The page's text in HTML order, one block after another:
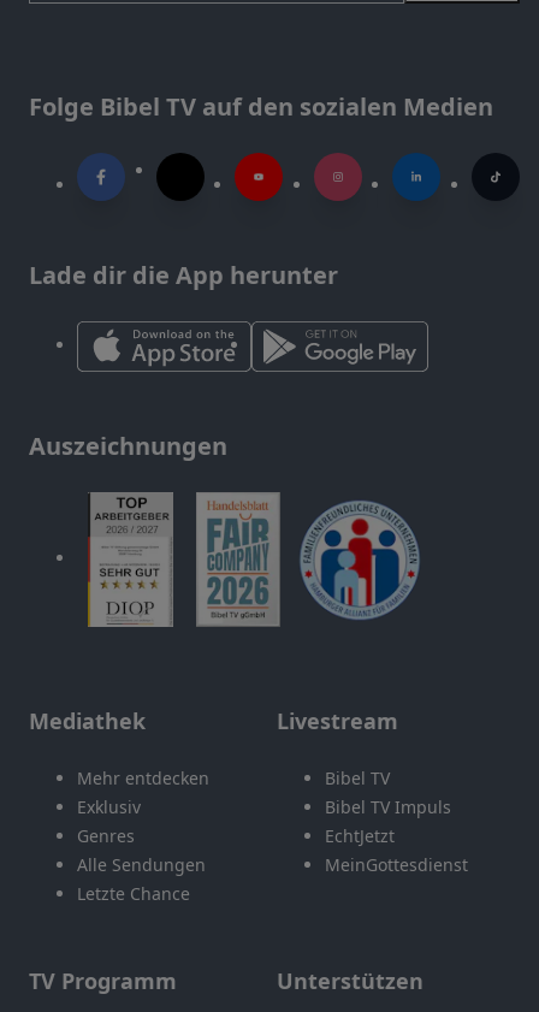
Folge Bibel TV auf den sozialen Medien
Lade dir die App herunter
Auszeichnungen
Mediathek
Mehr entdecken
Exklusiv
Genres
Alle Sendungen
Letzte Chance
Livestream
Bibel TV
Bibel TV Impuls
EchtJetzt
MeinGottesdienst
TV Programm Unterstützen